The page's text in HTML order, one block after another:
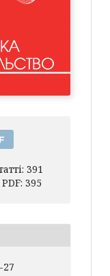
391
395
27